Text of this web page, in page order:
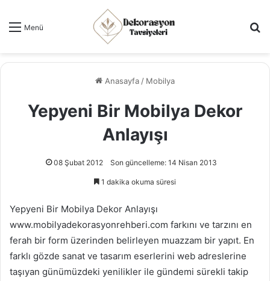
Menü
Anasayfa / Mobilya
Yepyeni Bir Mobilya Dekor
Anlayışı
08 Şubat 2012 Son güncelleme: 14 Nisan 2013
1 dakika okuma süresi
Yepyeni Bir Mobilya Dekor Anlayışı
www.mobilyadekorasyonrehberi.com farkını ve tarzını en
ferah bir form üzerinden belirleyen muazzam bir yapıt. En
farklı gözde sanat ve tasarım eserlerini web adreslerine
taşıyan günümüzdeki yenilikler ile gündemi sürekli takip